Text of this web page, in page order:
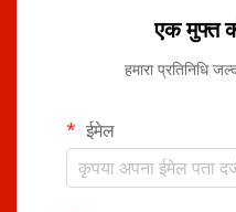
एक मुफ्त
हमारा प्रतिनिधि
ईमेल